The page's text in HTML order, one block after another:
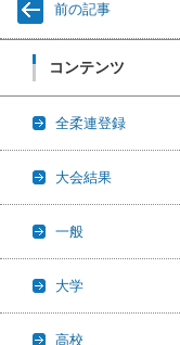
前の記事
コンテンツ
全柔連登録
大会結果
一般
大学
高校